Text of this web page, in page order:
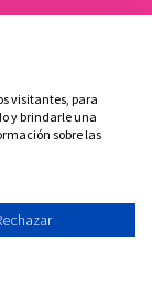
visitantes, para
y brindarle una
sobre las